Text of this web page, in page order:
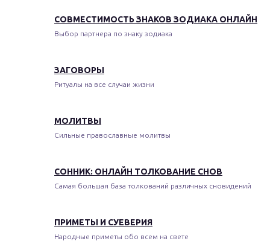
СОВМЕСТИМОСТЬ ЗНАКОВ ЗОДИАКА ОНЛАЙН
Выбор партнера по знаку зодиака
ЗАГОВОРЫ
Ритуалы на все случаи жизни
МОЛИТВЫ
Сильные православные молитвы
СОННИК: ОНЛАЙН ТОЛКОВАНИЕ СНОВ
Самая большая база толкований различных сновидений
ПРИМЕТЫ И СУЕВЕРИЯ
Народные приметы обо всем на свете